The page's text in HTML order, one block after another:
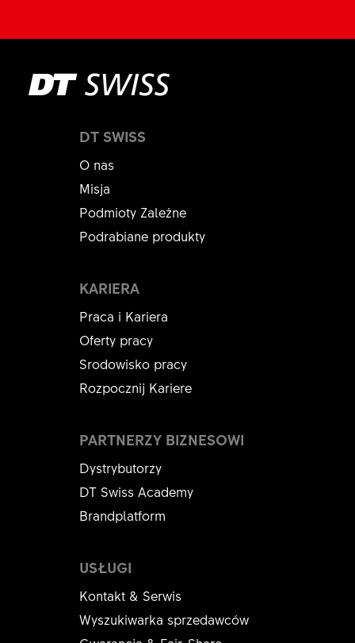
DT SWISS
O nas
Misja
Podmioty Zależne
Podrabiane produkty
KARIERA
Praca i Kariera
Oferty pracy
Srodowisko pracy
Rozpocznij Kariere
USŁUGI
Kontakt & Serwis
Wyszukiwarka sprzedawców
PARTNERZY BIZNESOWI
Dystrybutorzy
DT Swiss Academy
Brandplatform